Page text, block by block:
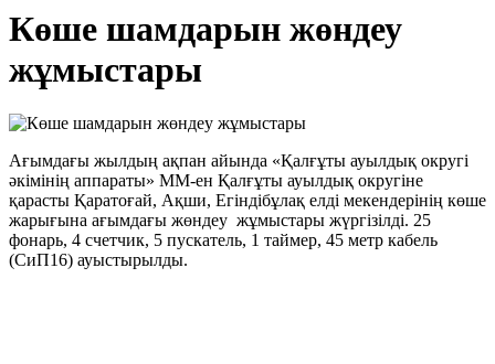
Көше шамдарын жөндеу
жұмыстары
Ағымдағы жылдың ақпан айында «Қалғұты ауылдық округі
әкімінің аппараты» ММ-ен Қалғұты ауылдық округіне
қарасты Қаратоғай, Ақши, Егіндібұлақ елді мекендерінің көше
жарығына ағымдағы жөндеу жұмыстары жүргізілді. 25
фонарь, 4 счетчик, 5 пускатель, 1 таймер, 45 метр кабель
(СиП16) ауыстырылды.